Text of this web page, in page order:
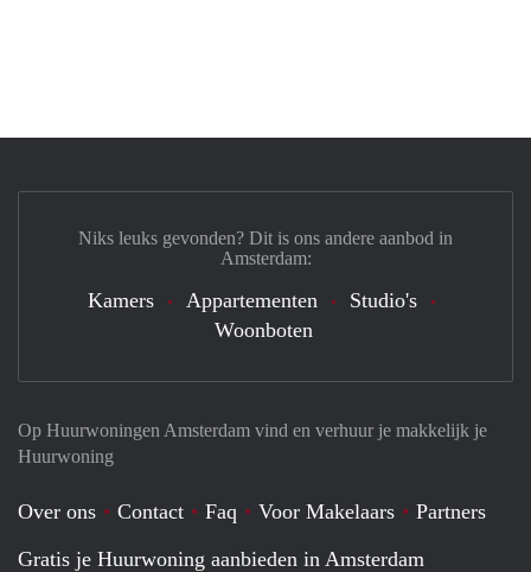
Op Huurwoningen Amsterdam vind en verhuur je makkelijk je
Huurwoning
Over ons Contact Faq Voor Makelaars
Partners
Gratis je Huurwoning aanbieden in Amsterdam
Niks leuks gevonden? Dit is ons andere aanbod in
Amsterdam:
Kamers Appartementen
Studio's
Woonboten